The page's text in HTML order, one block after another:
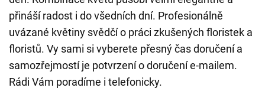
přináší radost i do všedních dní. Profesionálně
uvázané květiny svědčí o práci zkušených floristek a
floristů. Vy sami si vyberete přesný čas doručení a
samozřejmostí je potvrzení o doručení e-mailem.
Rádi Vám poradíme i telefonicky.